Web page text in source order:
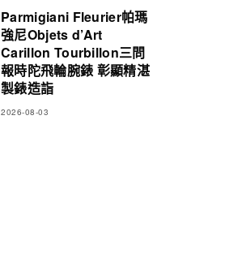
Parmigiani Fleurier帕瑪
強尼Objets d’Art
Carillon Tourbillon三問
報時陀飛輪腕錶 彰顯精湛
製錶造詣
2026-08-03